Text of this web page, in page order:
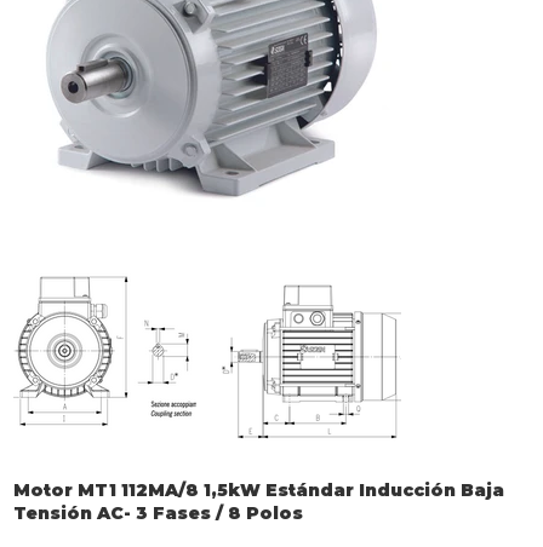
Motor MT1 112MA/8 1,5kW Estándar Inducción Baja
Tensión AC- 3 Fases / 8 Polos